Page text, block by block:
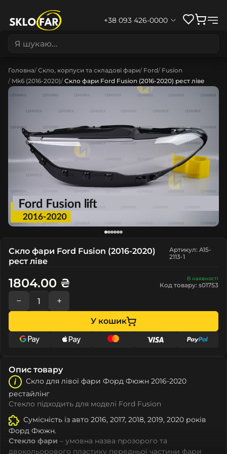
+38 093 426-0000
Головна Скло, корпуси та складові фари Ford Fusion
Mk6 (2016-2020) Скло фари Ford Fusion (2016-2020) рест ліве
Скло фари Ford Fusion (2016-2020)
рест ліве
Артикул: A15-
2113-1
В наявності
Код товару: s01753
1804.00 ₴
− +
У кошик
Опис товару
Скло для лівої фари Форд Фюжн 2016-2020
рестайлінг
Стекло підходить для моделі Ford Fusion
Сумісність із авто 2016, 2017, 2018, 2019, 2020 років
Форд Фюжн.
Стекло фари – умовна назва прозорого та
двокольорового пластику передньої частини фари